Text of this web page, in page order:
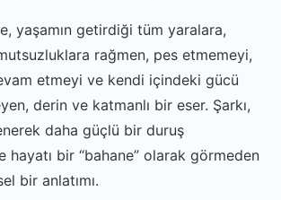
yaşamın getirdiği tüm yaralara,
rağmen, pes etmemeyi,
etmeyi ve kendi içindeki gücü
derin ve katmanlı bir eser. Şarkı,
daha güçlü bir duruş
hayatı bir “bahane” olarak görmeden
bir anlatımı.